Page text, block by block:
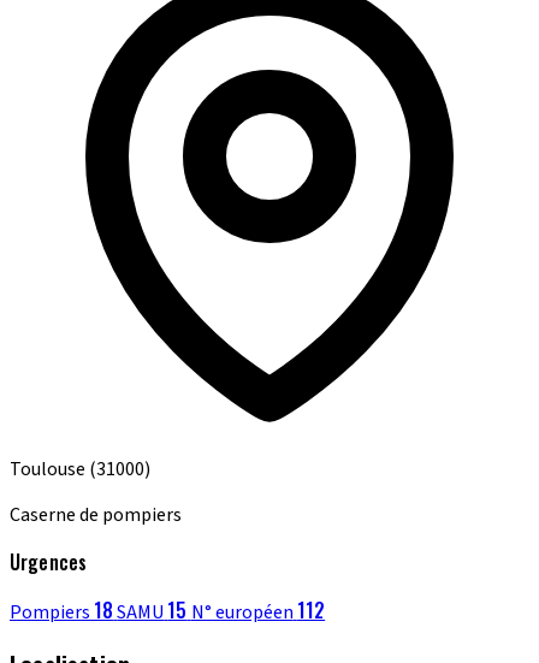
Toulouse (31000)
Caserne de pompiers
Urgences
Pompiers 18SAMU 15 N° européen 112